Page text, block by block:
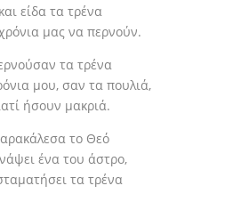
και είδα τα τρένα
μας να περνούν.
τα τρένα
μου, σαν τα πουλιά,
ήσουν μακριά.
το Θεό
ένα του άστρο,
τα τρένα